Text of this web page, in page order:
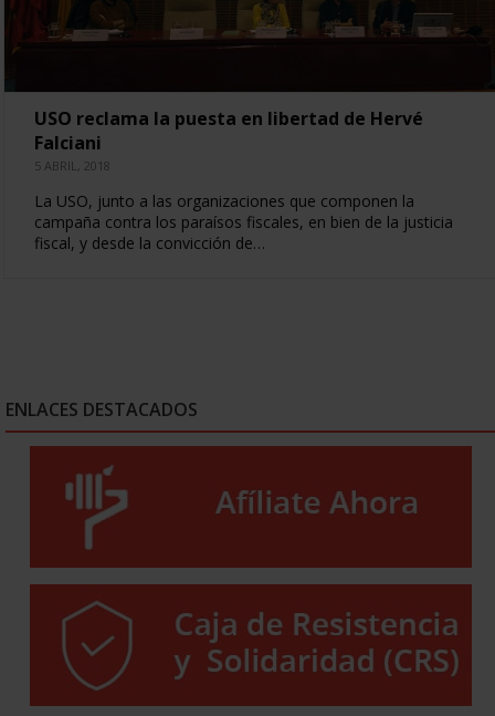
USO reclama la puesta en libertad de Hervé
Falciani
5 ABRIL, 2018
La USO, junto a las organizaciones que componen la
campaña contra los paraísos fiscales, en bien de la justicia
fiscal, y desde la convicción de…
ENLACES DESTACADOS